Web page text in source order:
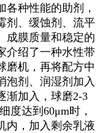
种性能的助剂，
剂、缓蚀剂、流平
成膜质量和稳定的
介绍了一种水性带
磨机，再将配方中
泡剂、润湿剂加入
渐加入，球磨2-3
度达到60μm时，
内，加入剩余乳液